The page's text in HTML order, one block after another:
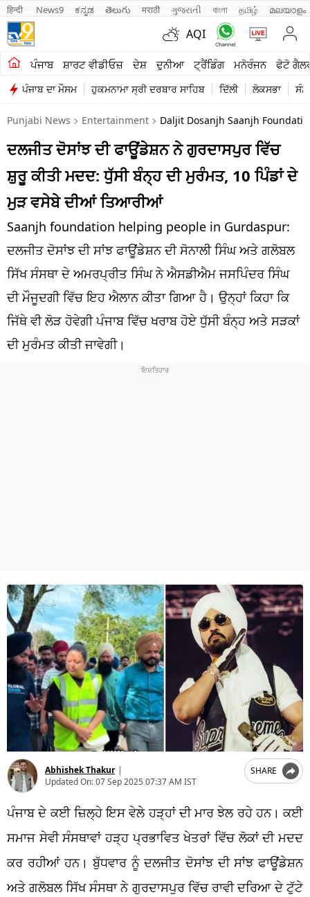
हिन्दी News9 ಕನ್ನಡ తెలుగు मराठी ગુજરાતી বাংলা தமிழ் മലയാളം
AQI
ਪੰਜਾਬ ਸ਼ਾਰਟ ਵੀਡੀਓਜ਼ ਦੇਸ਼ ਦੁਨੀਆ ਟ੍ਰੈਂਡਿੰਗ ਮਨੋਰੰਜਨ ਫੋਟੋ
ਪੰਜਾਬ ਦਾ ਮੌਸਮ ਹੁਕਮਨਾਮਾ ਸ੍ਰੀ ਦਰਬਾਰ ਸਾਹਿਬ ਦਿੱਲੀ ਲੋਕਸਭਾ
ਖੇਤੀਬਾੜੀ
ਸ਼ਾਰਟ ਵੀਡੀਓਜ਼
ਕਾਰੋਬਾਰ
ਕਰਿਅਰ
ਮਨੋਰੰਜਨ
ਦੇਸ਼
ਲਾਈਫ ਸਟਾਈਲ
ਪੰਜਾਬ
ਧਰਮ
ਖੇਡਾਂ
Punjabi News Entertainment Daljit Dosanjh Saanjh
ਦਲਜੀਤ ਦੋਸਾਂਝ ਦੀ ਫਾਊਂਡੇਸ਼ਨ ਨੇ ਗੁਰਦਾਸਪੁਰ ਵਿੱਚ
ਸ਼ੁਰੂ ਕੀਤੀ ਮਦਦ: ਧੁੱਸੀ ਬੰਨ੍ਹ ਦੀ ਮੁਰੰਮਤ, 10 ਪਿੰਡਾਂ ਦੇ
ਮੁੜ ਵਸੇਬੇ ਦੀਆਂ ਤਿਆਰੀਆਂ
Saanjh foundation helping people in Gurdaspur:
ਦਲਜੀਤ ਦੋਸਾਂਝ ਦੀ ਸਾਂਝ ਫਾਊਂਡੇਸ਼ਨ ਦੀ ਸੋਨਾਲੀ ਸਿੰਘ ਅਤੇ ਗਲੋਬਲ
ਸਿੱਖ ਸੰਸਥਾ ਦੇ ਅਮਰਪ੍ਰੀਤ ਸਿੰਘ ਨੇ ਐਸਡੀਐਮ ਜਸਪਿੰਦਰ ਸਿੰਘ
ਦੀ ਮੌਜੂਦਗੀ ਵਿੱਚ ਇਹ ਐਲਾਨ ਕੀਤਾ ਗਿਆ ਹੈ। ਉਨ੍ਹਾਂ ਕਿਹਾ ਕਿ
ਜਿੱਥੇ ਵੀ ਲੋੜ ਹੋਵੇਗੀ ਪੰਜਾਬ ਵਿੱਚ ਖਰਾਬ ਹੋਏ ਧੁੱਸੀ ਬੰਨ੍ਹ ਅਤੇ ਸੜਕਾਂ
ਦੀ ਮੁਰੰਮਤ ਕੀਤੀ ਜਾਵੇਗੀ।
Abhishek Thakur |
Updated On:07 Sep 2025 07:37 AM IST
SHARE
ਪੰਜਾਬ ਦੇ ਕਈ ਜ਼ਿਲ੍ਹੇ ਇਸ ਵੇਲੇ ਹੜ੍ਹਾਂ ਦੀ ਮਾਰ ਝੇਲ ਰਹੇ ਹਨ। ਕਈ
ਸਮਾਜ ਸੇਵੀ ਸੰਸਥਾਵਾਂ ਹੜ੍ਹ ਪ੍ਰਭਾਵਿਤ ਖੇਤਰਾਂ ਵਿੱਚ ਲੋਕਾਂ ਦੀ ਮਦਦ
ਕਰ ਰਹੀਆਂ ਹਨ। ਬੁੱਧਵਾਰ ਨੂੰ ਦਲਜੀਤ ਦੋਸਾਂਝ ਦੀ ਸਾਂਝ ਫਾਊਂਡੇਸ਼ਨ
ਅਤੇ ਗਲੋਬਲ ਸਿੱਖ ਸੰਸਥਾ ਨੇ ਗੁਰਦਾਸਪੁਰ ਵਿੱਚ ਰਾਵੀ ਦਰਿਆ ਦੇ ਟੁੱਟੇ